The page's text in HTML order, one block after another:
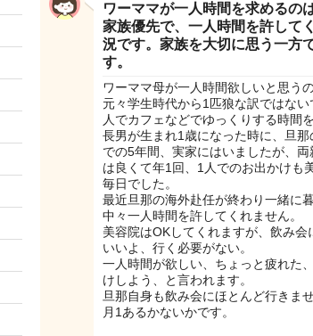
ワーママが一人時間を求めるの
家族優先で、一人時間を許して
況です。家族を大切に思う一方
す。
ワーママ母が一人時間欲しいと思う
元々学生時代から1匹狼な訳ではな
人でカフェなどでゆっくりする時間
長男が生まれ1歳になった時に、旦
での5年間、実家にはいましたが、
は良くて年1回、1人でのお出かけも
毎日でした。
最近旦那の海外赴任が終わり一緒に
中々一人時間を許してくれません。
美容院はOKしてくれますが、飲み
いいよ、行く必要がない。
一人時間が欲しい、ちょっと疲れた
けしよう、と言われます。
旦那自身も飲み会にほとんど行きませ
月1あるかないかです。